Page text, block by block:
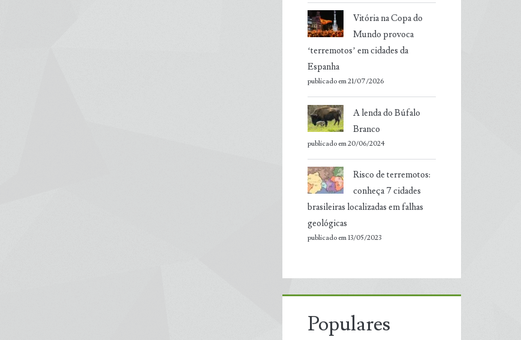
Vitória na Copa do
Mundo provoca
‘terremotos’ em cidades da
Espanha
publicado em 21/07/2026
A lenda do Búfalo
Branco
publicado em 20/06/2024
Risco de terremotos:
conheça 7 cidades
brasileiras localizadas em falhas
geológicas
publicado em 13/05/2023
Populares